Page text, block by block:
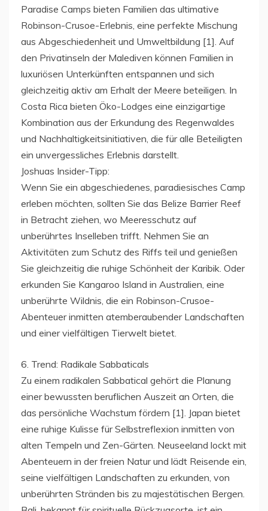
Paradise Camps bieten Familien das ultimative
Robinson-Crusoe-Erlebnis, eine perfekte Mischung
aus Abgeschiedenheit und Umweltbildung [1]. Auf
den Privatinseln der Malediven können Familien in
luxuriösen Unterkünften entspannen und sich
gleichzeitig aktiv am Erhalt der Meere beteiligen. In
Costa Rica bieten Öko-Lodges eine einzigartige
Kombination aus der Erkundung des Regenwaldes
und Nachhaltigkeitsinitiativen, die für alle Beteiligten
ein unvergessliches Erlebnis darstellt.
Joshuas Insider-Tipp:
Wenn Sie ein abgeschiedenes, paradiesisches Camp
erleben möchten, sollten Sie das Belize Barrier Reef
in Betracht ziehen, wo Meeresschutz auf
unberührtes Inselleben trifft. Nehmen Sie an
Aktivitäten zum Schutz des Riffs teil und genießen
Sie gleichzeitig die ruhige Schönheit der Karibik. Oder
erkunden Sie Kangaroo Island in Australien, eine
unberührte Wildnis, die ein Robinson-Crusoe-
Abenteuer inmitten atemberaubender Landschaften
und einer vielfältigen Tierwelt bietet.
6. Trend: Radikale Sabbaticals
Zu einem radikalen Sabbatical gehört die Planung
einer bewussten beruflichen Auszeit an Orten, die
das persönliche Wachstum fördern [1]. Japan bietet
eine ruhige Kulisse für Selbstreflexion inmitten von
alten Tempeln und Zen-Gärten. Neuseeland lockt mit
Abenteuern in der freien Natur und lädt Reisende ein,
seine vielfältigen Landschaften zu erkunden, von
unberührten Stränden bis zu majestätischen Bergen.